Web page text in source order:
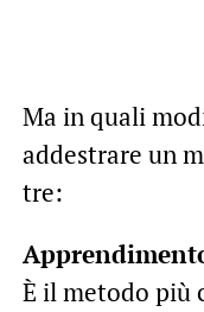
Ma in quali
addestrare un
tre:
È il metodo più